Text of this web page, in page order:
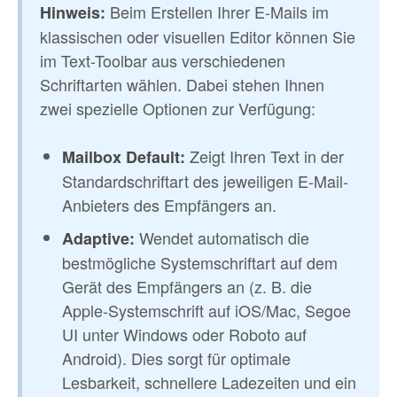
Hinweis: Beim Erstellen Ihrer E-Mails im
klassischen oder visuellen Editor können Sie
im Text-Toolbar aus verschiedenen
Schriftarten wählen. Dabei stehen Ihnen
zwei spezielle Optionen zur Verfügung:
Mailbox Default: Zeigt Ihren Text in der
Standardschriftart des jeweiligen E-Mail-
Anbieters des Empfängers an.
Adaptive: Wendet automatisch die
bestmögliche Systemschriftart auf dem
Gerät des Empfängers an (z. B. die
Apple-Systemschrift auf iOS/Mac, Segoe
UI unter Windows oder Roboto auf
Android). Dies sorgt für optimale
Lesbarkeit, schnellere Ladezeiten und ein